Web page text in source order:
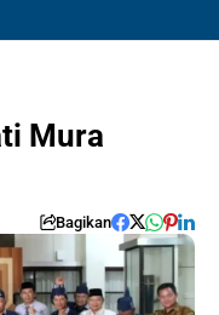
Mura
Bagikan